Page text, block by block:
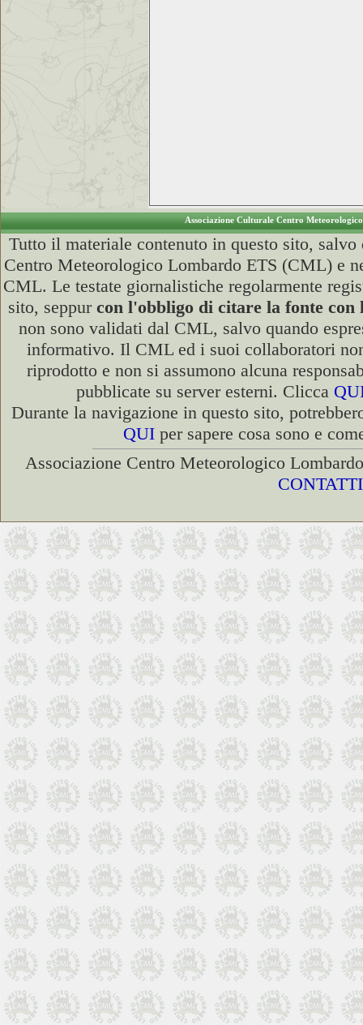
Associazione Culturale Centro
Tutto il materiale contenuto in questo sito,
Centro Meteorologico Lombardo ETS (CML) e
CML. Le testate giornalistiche regolarmente
sito, seppur con l'obbligo di citare la fonte
non sono validati dal CML, salvo quando
informativo. Il CML ed i suoi collaboratori
riprodotto e non si assumono alcuna
pubblicate su server esterni. Clicca
Durante la navigazione in questo sito,
QUI per sapere cosa sono e
Associazione Centro Meteorologico
CONTATTI